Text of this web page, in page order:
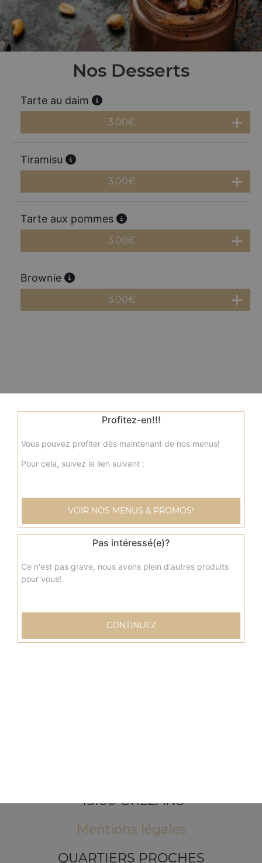
Nos Desserts
Tarte au daim
3.00€
Tiramisu
3.00€
Tarte aux pommes
3.00€
Brownie
3.00€
45100 ORLEANS
Mentions légales
QUARTIERS PROCHES
Profitez-en!!!
Vous pouvez profiter dès maintenant de nos menus!
Pour cela, suivez le lien suivant :
VOIR NOS MENUS & PROMOS!
Pas intéressé(e)?
Ce n'est pas grave, nous avons plein d'autres produits
pour vous!
CONTINUEZ